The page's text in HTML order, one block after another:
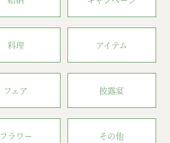
料理 アイテム
フェア 披露宴
フラワー その他